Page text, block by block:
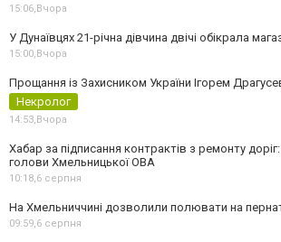
15:06,Вчора
У Дунаївцях 21-річна дівчина двічі обікрала
15:00,Вчора
Прощання із Захисником України Ігорем
Некролог
14:53,Вчора
Хабар за підписання контрактів з ремонту
голови Хмельницької ОВА
10:18,6 серпня
На Хмельниччині дозволили полювати на
09:59,6 серпня